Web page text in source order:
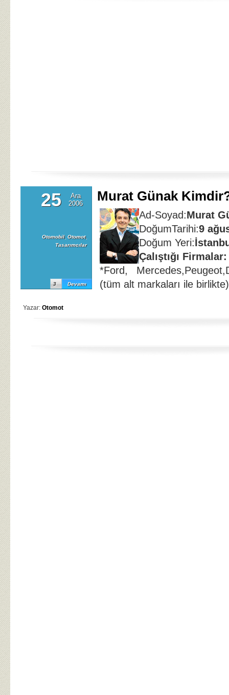
25
Ara
2006
Otomobil, Otomot,
Tasarımcılar
Devamı
3
Murat Günak
Ad-Soyad:Murat
DoğumTarihi:9
Doğum Yeri:
Çalıştığı Firmalar:
*Ford,
(tüm alt markaları ile birlikte)
Yazar: Otomot